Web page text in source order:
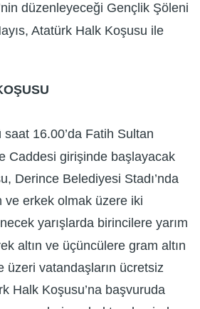
düzenleyeceği Gençlik Şöleni
Atatürk Halk Koşusu ile
saat 16.00’da Fatih Sultan
Caddesi girişinde başlayacak
Derince Belediyesi Stadı’nda
ve erkek olmak üzere iki
yarışlarda birincilere yarım
altın ve üçüncülere gram altın
üzeri vatandaşların ücretsiz
Halk Koşusu’na başvuruda